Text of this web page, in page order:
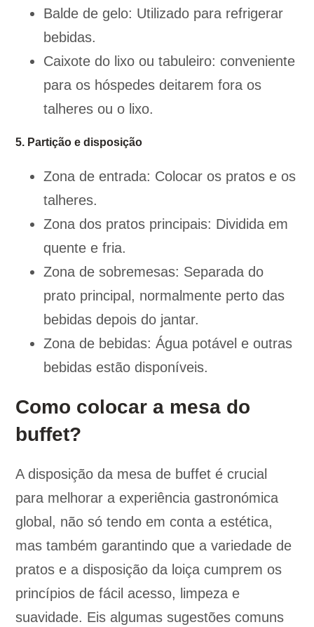
Balde de gelo: Utilizado para refrigerar
bebidas.
Caixote do lixo ou tabuleiro: conveniente
para os hóspedes deitarem fora os
talheres ou o lixo.
5. Partição e disposição
Zona de entrada: Colocar os pratos e os
talheres.
Zona dos pratos principais: Dividida em
quente e fria.
Zona de sobremesas: Separada do
prato principal, normalmente perto das
bebidas depois do jantar.
Zona de bebidas: Água potável e outras
bebidas estão disponíveis.
Como colocar a mesa do
buffet?
A disposição da mesa de buffet é crucial
para melhorar a experiência gastronómica
global, não só tendo em conta a estética,
mas também garantindo que a variedade de
pratos e a disposição da loiça cumprem os
princípios de fácil acesso, limpeza e
suavidade. Eis algumas sugestões comuns